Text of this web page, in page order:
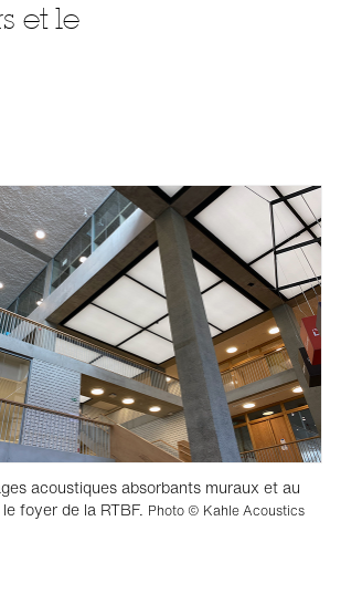
et le
acoustiques absorbants muraux et au
foyer de la RTBF. Photo © Kahle Acoustics